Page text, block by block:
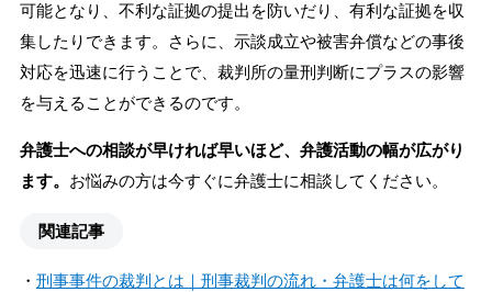
可能となり、不利な証拠の提出を防いだり、有利な証拠を収
集したりできます。さらに、示談成立や被害弁償などの事後
対応を迅速に行うことで、裁判所の量刑判断にプラスの影響
を与えることができるのです。
弁護士への相談が早ければ早いほど、弁護活動の幅が広がり
ます。 お悩みの方は今すぐに弁護士に相談してください。
関連記事
・ 刑事事件の裁判とは｜刑事裁判の流れ・弁護士は何をして